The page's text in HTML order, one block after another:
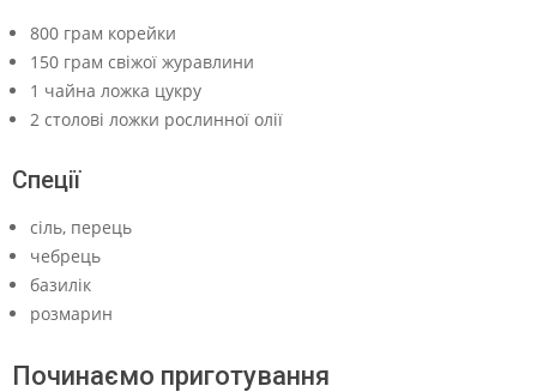
800 грам корейки
150 грам свіжої журавлини
1 чайна ложка цукру
2 столові ложки рослинної олії
Спеції
сіль, перець
чебрець
базилік
розмарин
Починаємо приготування